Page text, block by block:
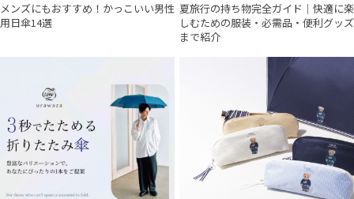
メンズにもおすすめ！かっこいい男性
用日傘14選
夏旅行の持ち物完全ガイド｜快適に楽
しむための服装・必需品・便利グッズ
まで紹介